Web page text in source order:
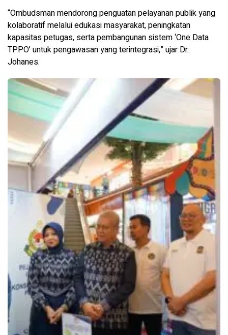
“Ombudsman mendorong penguatan pelayanan publik yang
kolaboratif melalui edukasi masyarakat, peningkatan
kapasitas petugas, serta pembangunan sistem ‘One Data
TPPO’ untuk pengawasan yang terintegrasi,” ujar Dr.
Johanes.